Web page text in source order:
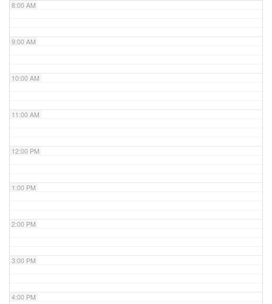
8:00 AM
9:00 AM
10:00 AM
11:00 AM
12:00 PM
1:00 PM
2:00 PM
3:00 PM
4:00 PM